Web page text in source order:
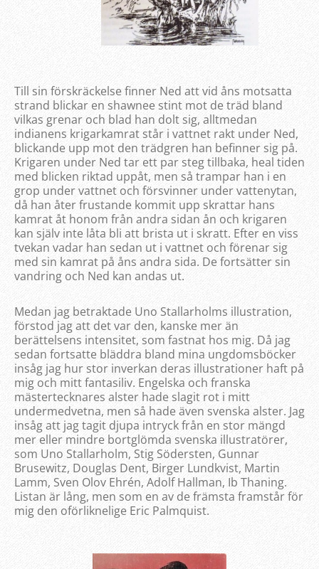
Till sin förskräckelse finner Ned att vid åns motsatta
strand blickar en shawnee stint mot de träd bland
vilkas grenar och blad han dolt sig, alltmedan
indianens krigarkamrat står i vattnet rakt under Ned,
blickande upp mot den trädgren han befinner sig på.
Krigaren under Ned tar ett par steg tillbaka, heal tiden
med blicken riktad uppåt, men så trampar han i en
grop under vattnet och försvinner under vattenytan,
då han åter frustande kommit upp skrattar hans
kamrat åt honom från andra sidan ån och krigaren
kan själv inte låta bli att brista ut i skratt. Efter en viss
tvekan vadar han sedan ut i vattnet och förenar sig
med sin kamrat på åns andra sida. De fortsätter sin
vandring och Ned kan andas ut.
Medan jag betraktade Uno Stallarholms illustration,
förstod jag att det var den, kanske mer än
berättelsens intensitet, som fastnat hos mig. Då jag
sedan fortsatte bläddra bland mina ungdomsböcker
insåg jag hur stor inverkan deras illustrationer haft på
mig och mitt fantasiliv. Engelska och franska
mästertecknares alster hade slagit rot i mitt
undermedvetna, men så hade även svenska alster. Jag
insåg att jag tagit djupa intryck från en stor mängd
mer eller mindre bortglömda svenska illustratörer,
som Uno Stallarholm, Stig Södersten, Gunnar
Brusewitz, Douglas Dent, Birger Lundkvist, Martin
Lamm, Sven Olov Ehrén, Adolf Hallman, Ib Thaning.
Listan är lång, men som en av de främsta framstår för
mig den oförliknelige Eric Palmquist.